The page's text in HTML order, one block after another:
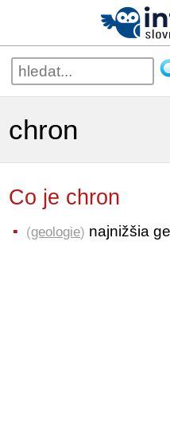
chron
Co je chron
(geologie) najnižšia